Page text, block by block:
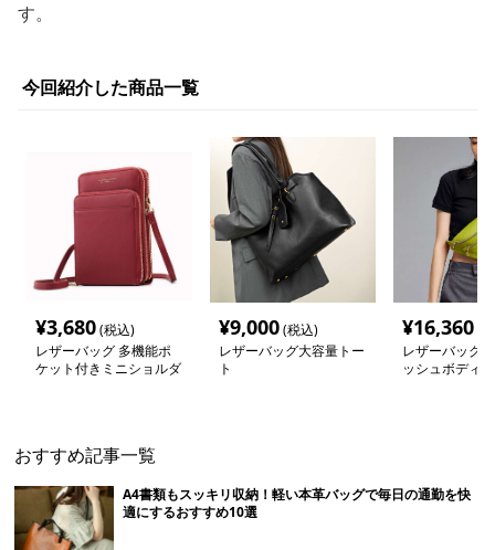
す。
今回紹介した商品一覧
¥3,680(税込)
レザーバッグ 多機能ポ
ケット付きミニショルダ
¥9,000(税込)
レザーバッグ大容量トー
ト
¥16,360
レザーバッグ
ッシュボディ
おすすめ記事一覧
A4書類もスッキリ収納！軽い本革バッグで毎日の通勤を快
適にするおすすめ10選